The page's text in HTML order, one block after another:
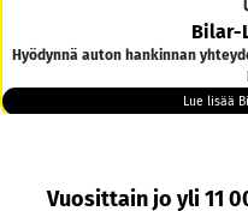
Bilar-
Hyödynnä auton hankinnan
Lue lisää
Bilar-
Vuosittain jo yli 11